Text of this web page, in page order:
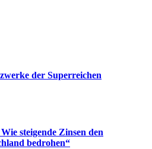
der Superreichen
steigende Zinsen den
bedrohen“